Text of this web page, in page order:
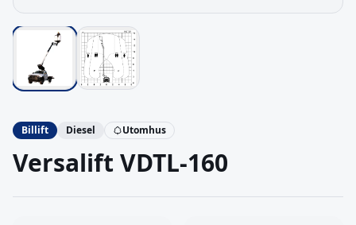
Billift Diesel Utomhus
Versalift VDTL-160